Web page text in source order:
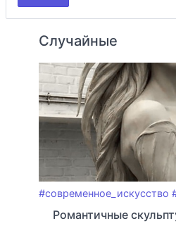
Случайные
#современное_искусство
Романтичные